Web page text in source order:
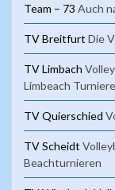
Team – 73 Auch
TV Breitfurt Die
TV Limbach
Limbeach Turniere
TV Quierschied
TV Scheidt
Beachturnieren